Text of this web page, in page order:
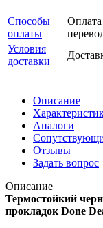
Способы
оплаты
Условия
доставки
Описание
Аналоги
Отзывы
Задать вопрос
Описание
Термостойкий
прокладок Done